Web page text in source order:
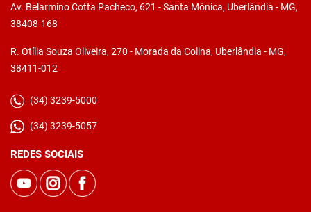
Av. Belarmino Cotta Pacheco, 621 - Santa Mônica, Uberlândia - MG,
38408-168
R. Otília Souza Oliveira, 270 - Morada da Colina, Uberlândia - MG,
38411-012
(34) 3239-5000
(34) 3239-5057
REDES SOCIAIS